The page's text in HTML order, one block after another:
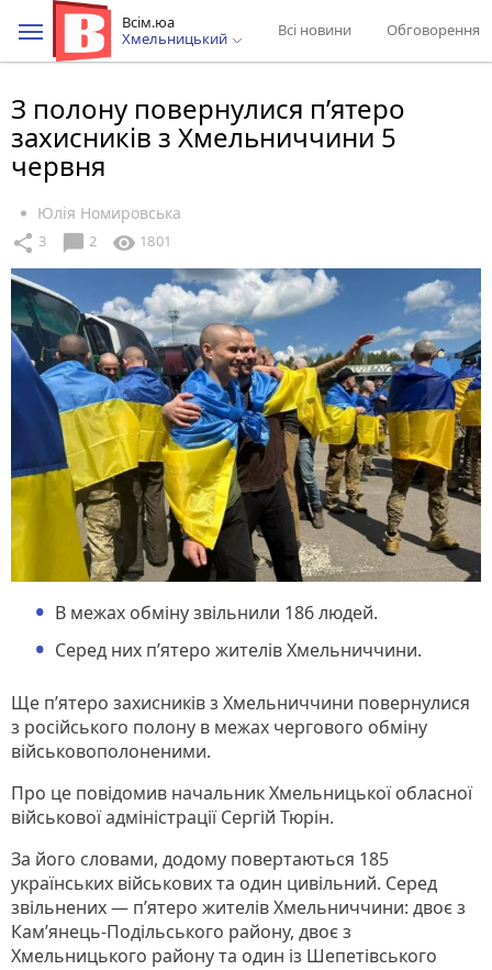
Всім.юа
Хмельницький
Всі новини Обговорення
З полону повернулися п’ятеро
захисників з Хмельниччини 5
червня
Юлія Номировська
share 3 chat_bubble 2 visibility 1801
В межах обміну звільнили 186 людей.
Серед них п’ятеро жителів Хмельниччини.
Ще п’ятеро захисників з Хмельниччини повернулися
з російського полону в межах чергового обміну
військовополоненими.
Про це повідомив начальник Хмельницької обласної
військової адміністрації Сергій Тюрін.
За його словами, додому повертаються 185
українських військових та один цивільний. Серед
звільнених — п’ятеро жителів Хмельниччини: двоє з
Кам’янець-Подільського району, двоє з
Хмельницького району та один із Шепетівського